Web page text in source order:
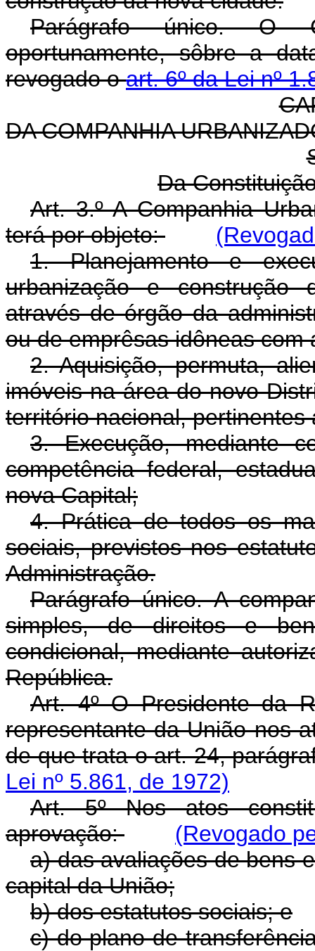
Parágrafo único. O
oportunamente, sôbre a
revogado oart. 6º da Lei nº
DA COMPANHIA
Da
Art. 3.º A Companhia
terá por objeto:
1. Planejamento e
urbanização e construção
através de órgão da
ou de emprêsas idôneas com
2. Aquisição, permuta,
imóveis na área do novo
território nacional,
3. Execução, mediante
competência federal,
nova Capital;
4. Prática de todos os
sociais, previstos nos
Administração.
Parágrafo único. A
simples, de direitos e
condicional, mediante
República.
Art. 4º O Presidente da
representante da União nos
de que trata o art. 24,
Lei nº 5.861, de 1972)
Art. 5º Nos atos
aprovação:
(Revogado
a) das avaliações de bens
capital da União;
b) dos estatutos sociais; e
c) do plano de